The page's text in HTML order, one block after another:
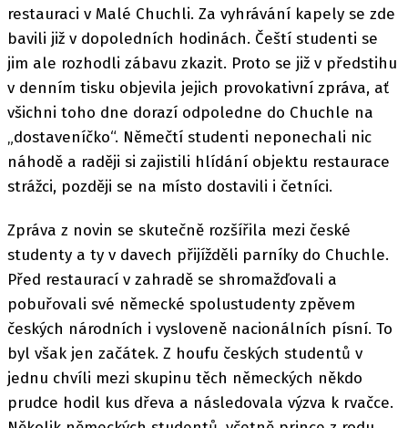
restauraci v Malé Chuchli. Za vyhrávání kapely se zde
bavili již v dopoledních hodinách. Čeští studenti se
jim ale rozhodli zábavu zkazit. Proto se již v předstihu
v denním tisku objevila jejich provokativní zpráva, ať
všichni toho dne dorazí odpoledne do Chuchle na
„dostaveníčko“. Němečtí studenti neponechali nic
náhodě a raději si zajistili hlídání objektu restaurace
strážci, později se na místo dostavili i četníci.
Zpráva z novin se skutečně rozšířila mezi české
studenty a ty v davech přijížděli parníky do Chuchle.
Před restaurací v zahradě se shromažďovali a
pobuřovali své německé spolustudenty zpěvem
českých národních i vysloveně nacionálních písní. To
byl však jen začátek. Z houfu českých studentů v
jednu chvíli mezi skupinu těch německých někdo
prudce hodil kus dřeva a následovala výzva k rvačce.